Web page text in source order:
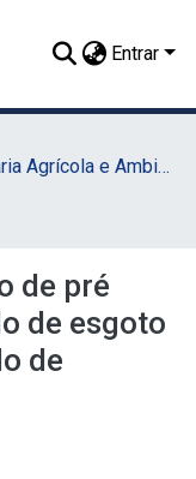
Entrar
Engenharia Agrícola e Ambiental (Sede)
de pré
de esgoto
de